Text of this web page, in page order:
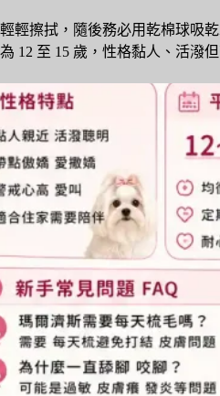
輕擦拭，隨後務必用乾棉球吸
12 至 15 歲，性格黏人、活潑